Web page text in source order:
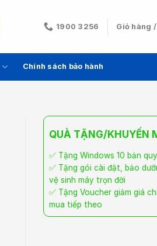
1900 3256 Giỏ hàng /
Chính sách bảo hành
QUÀ TẶNG/KHUYẾN
✅ Tặng Windows 10 bản
✅ Tặng gói cài đặt, bảo
vệ sinh máy trọn đời
✅ Tặng Voucher giảm giá
mua tiếp theo